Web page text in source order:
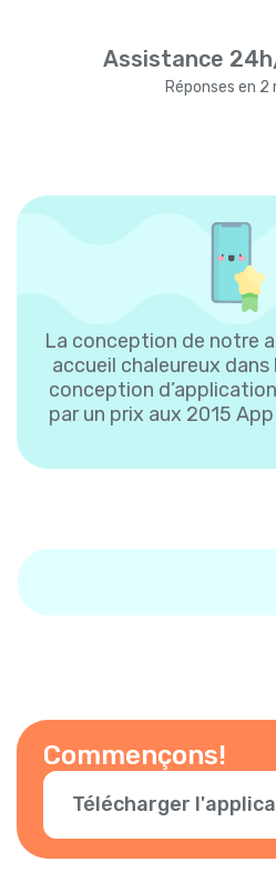
Assistance
Réponses en
La conception de notre
accueil chaleureux
conception
par un prix aux 2015
Commençons!
Télécharger